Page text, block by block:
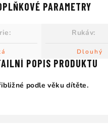
POPIS PRODUKTU
podle věku dítěte.
PARAMETRY
: Rukáv:
Dlouhý